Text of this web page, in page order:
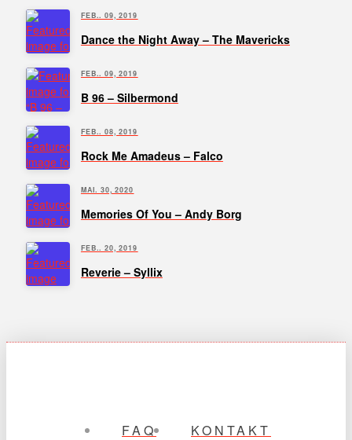
FEB.. 09, 2019
Dance the Night Away – The Mavericks
FEB.. 09, 2019
B 96 – Silbermond
FEB.. 08, 2019
Rock Me Amadeus – Falco
MAI. 30, 2020
Memories Of You – Andy Borg
FEB.. 20, 2019
Reverie – Syllix
FAQ KONTAKT